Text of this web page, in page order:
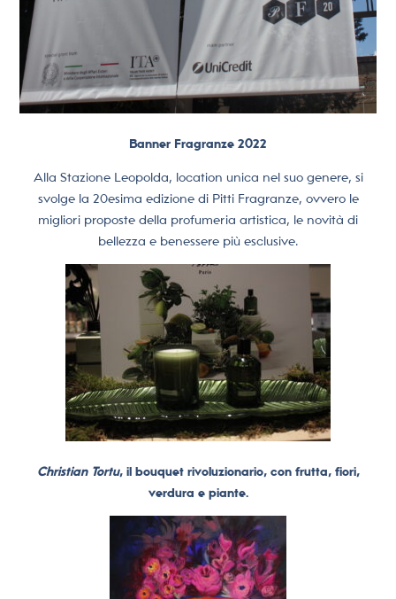
Banner Fragranze 2022
Alla Stazione Leopolda, location unica nel suo genere, si
svolge la 20esima edizione di Pitti Fragranze, ovvero le
migliori proposte della profumeria artistica, le novità di
bellezza e benessere più esclusive.
Christian Tortu, il bouquet rivoluzionario, con frutta, fiori,
verdura e piante.